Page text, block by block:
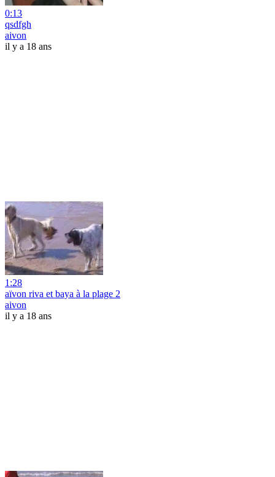
0:13
qsdfgh
aivon
il y a 18 ans
1:28
aïvon riva et baya à la plage 2
aivon
il y a 18 ans